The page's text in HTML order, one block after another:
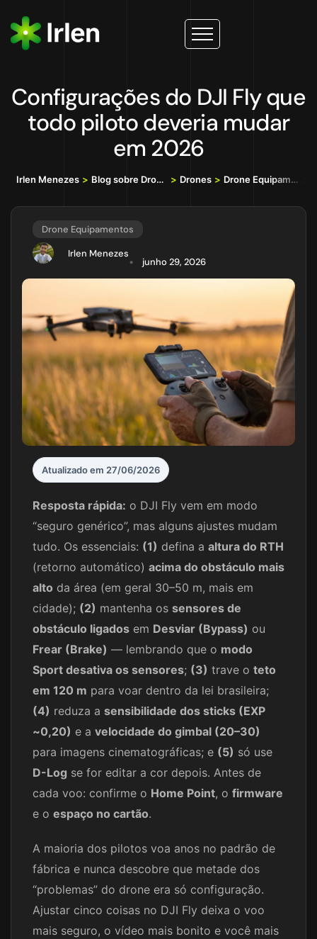
Configurações do DJI Fly que
todo piloto deveria mudar
em 2026
Irlen Menezes > Blog sobre Drones, IA e Tecnologia da Informação > Drones > Drone Equipamentos
Drone Equipamentos
Irlen Menezes
junho 29, 2026
Atualizado em 27/06/2026
Resposta rápida: o DJI Fly vem em modo
“seguro genérico”, mas alguns ajustes mudam
tudo. Os essenciais: (1) defina a altura do RTH
(retorno automático) acima do obstáculo mais
alto da área (em geral 30–50 m, mais em
cidade); (2) mantenha os sensores de
obstáculo ligados em Desviar (Bypass) ou
Frear (Brake) — lembrando que o modo
Sport desativa os sensores; (3) trave o teto
em 120 m para voar dentro da lei brasileira;
(4) reduza a sensibilidade dos sticks (EXP
~0,20) e a velocidade do gimbal (20–30)
para imagens cinematográficas; e (5) só use
D-Log se for editar a cor depois. Antes de
cada voo: confirme o Home Point, o firmware
e o espaço no cartão.
A maioria dos pilotos voa anos no padrão de
fábrica e nunca descobre que metade dos
“problemas” do drone era só configuração.
Ajustar cinco coisas no DJI Fly deixa o voo
mais seguro, o vídeo mais bonito e você mais